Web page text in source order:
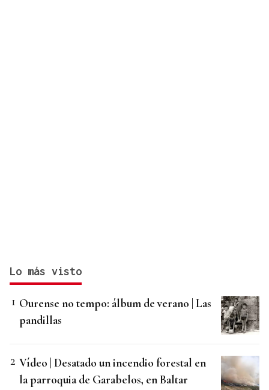
Lo más visto
Ourense no tempo: álbum de verano | Las
pandillas
Vídeo | Desatado un incendio forestal en
la parroquia de Garabelos, en Baltar